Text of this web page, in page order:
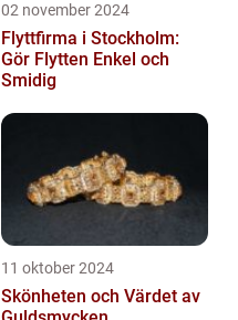
02 november 2024
Flyttfirma i Stockholm:
Gör Flytten Enkel och
Smidig
11 oktober 2024
Skönheten och Värdet av